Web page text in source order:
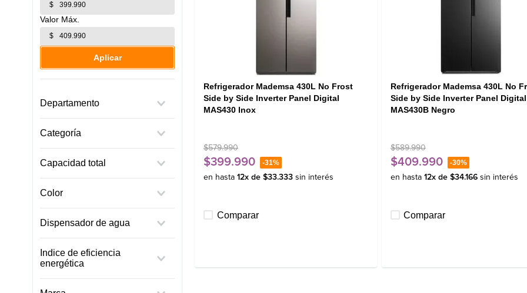
Departamento
Categoría
Capacidad total
Color
Inox
Dispensador de agua
Indice de eficiencia
energética
$
$
Aplicar
Refrigerador Mademsa 430L No Frost
Side by Side Inverter Panel Digital
MAS430 Inox
$579.990
$399.990 -31%
en hasta 12x de $33.333 sin interés
Comparar
Refrigerador Mademsa 430L No
Side by Side Inverter Panel Digital
MAS430B Negro
$589.990
$409.990 -30%
en hasta 12x de $34.166 sin interés
Comparar